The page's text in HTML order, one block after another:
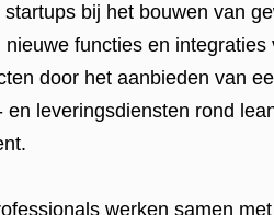
bij het bouwen van
nieuwe functies en
door het aanbieden van
en leveringsdiensten rond
werken samen